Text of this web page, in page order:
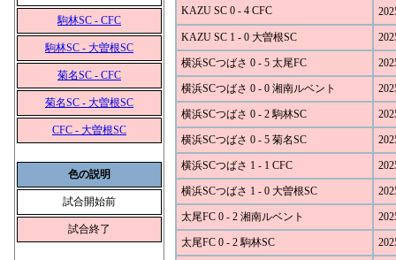
駒林SC - CFC
駒林SC - 大曽根SC
菊名SC - CFC
菊名SC - 大曽根SC
CFC - 大曽根SC
色の説明
試合開始前
試合終了
KAZU SC 0 - 4 CFC
KAZU SC 1 - 0 大曽根SC
横浜SCつばさ 0 - 5 太尾FC
横浜SCつばさ 0 - 0 湘南ルベント
横浜SCつばさ 0 - 2 駒林SC
横浜SCつばさ 0 - 5 菊名SC
横浜SCつばさ 1 - 1 CFC
横浜SCつばさ 1 - 0 大曽根SC
太尾FC 0 - 2 湘南ルベント
太尾FC 0 - 2 駒林SC